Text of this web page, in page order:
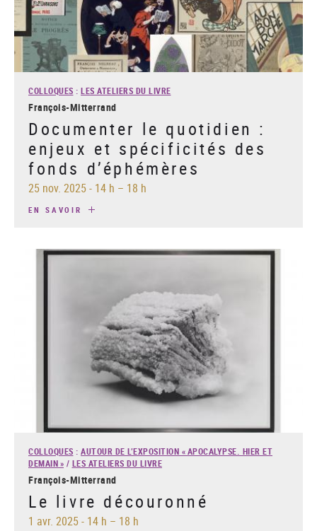
COLLOQUES : LES ATELIERS DU LIVRE
François-Mitterrand
Documenter le quotidien :
enjeux et spécificités des
fonds d’éphémères
25 nov. 2025- 14 h – 18 h
EN SAVOIR
COLLOQUES : AUTOUR DE L’EXPOSITION « APOCALYPSE. HIER ET
DEMAIN » / LES ATELIERS DU LIVRE
François-Mitterrand
Le livre découronné
1 avr. 2025- 14 h – 18 h